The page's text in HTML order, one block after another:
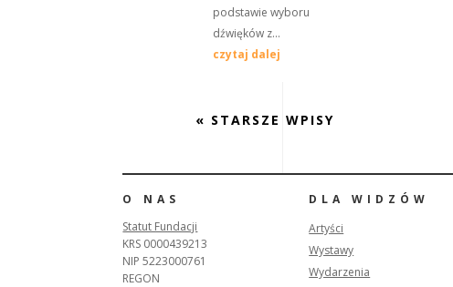
podstawie wyboru
dźwięków z...
czytaj dalej
« STARSZE WPISY
O NAS
Statut Fundacji
KRS 0000439213
NIP 5223000761
REGON
DLA WIDZÓW
Artyści
Wystawy
Wydarzenia